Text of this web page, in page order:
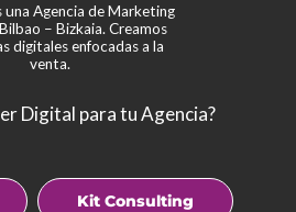
una Agencia de Marketing
– Bizkaia. Creamos
digitales enfocadas a la
venta.
Digital para tu Agencia?
Kit Consulting